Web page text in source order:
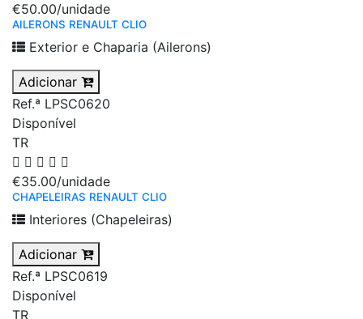
€50.00/unidade
AILERONS RENAULT CLIO
Exterior e Chaparia (Ailerons)
Adicionar
Ref.ª LPSC0620
Disponível
TR
€35.00/unidade
CHAPELEIRAS RENAULT CLIO
Interiores (Chapeleiras)
Adicionar
Ref.ª LPSC0619
Disponível
TR